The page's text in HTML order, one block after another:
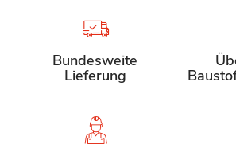
Bundesweite
Lieferung